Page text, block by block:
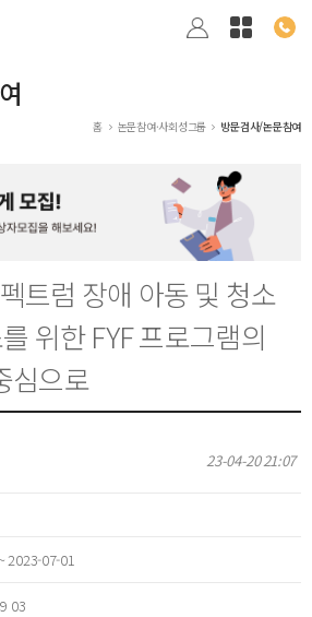
홈 논문참여·사회성그룹 방문검사/논문참여
트럼 장애 아동 및 청소
위한 FYF 프로그램의
심으로
23-04-20 21:07
2023-07-01
03